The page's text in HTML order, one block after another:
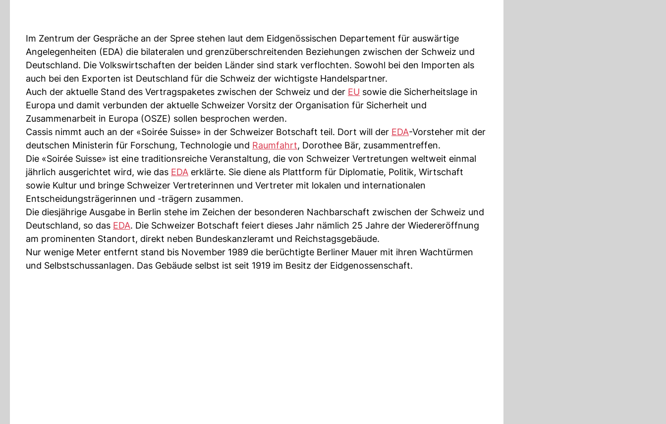
Im Zentrum der Gespräche an der Spree stehen laut dem Eidgenössischen Departement für auswärtige
Angelegenheiten (EDA) die bilateralen und grenzüberschreitenden Beziehungen zwischen der Schweiz und
Deutschland. Die Volkswirtschaften der beiden Länder sind stark verflochten. Sowohl bei den Importen als
auch bei den Exporten ist Deutschland für die Schweiz der wichtigste Handelspartner.
Auch der aktuelle Stand des Vertragspaketes zwischen der Schweiz und der EU sowie die Sicherheitslage in
Europa und damit verbunden der aktuelle Schweizer Vorsitz der Organisation für Sicherheit und
Zusammenarbeit in Europa (OSZE) sollen besprochen werden.
Cassis nimmt auch an der «Soirée Suisse» in der Schweizer Botschaft teil. Dort will der EDA-Vorsteher mit der
deutschen Ministerin für Forschung, Technologie und Raumfahrt, Dorothee Bär, zusammentreffen.
Die «Soirée Suisse» ist eine traditionsreiche Veranstaltung, die von Schweizer Vertretungen weltweit einmal
jährlich ausgerichtet wird, wie das EDA erklärte. Sie diene als Plattform für Diplomatie, Politik, Wirtschaft
sowie Kultur und bringe Schweizer Vertreterinnen und Vertreter mit lokalen und internationalen
Entscheidungsträgerinnen und -trägern zusammen.
Die diesjährige Ausgabe in Berlin stehe im Zeichen der besonderen Nachbarschaft zwischen der Schweiz und
Deutschland, so das EDA. Die Schweizer Botschaft feiert dieses Jahr nämlich 25 Jahre der Wiedereröffnung
am prominenten Standort, direkt neben Bundeskanzleramt und Reichstagsgebäude.
Nur wenige Meter entfernt stand bis November 1989 die berüchtigte Berliner Mauer mit ihren Wachtürmen
und Selbstschussanlagen. Das Gebäude selbst ist seit 1919 im Besitz der Eidgenossenschaft.